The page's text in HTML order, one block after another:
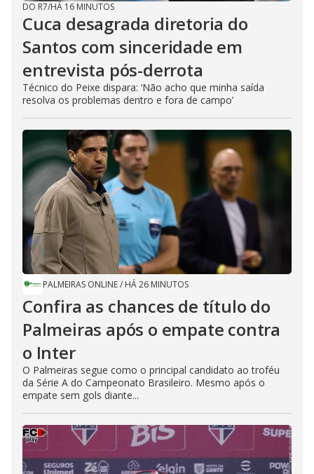
DO R7/HÁ 16 MINUTOS
Cuca desagrada diretoria do
Santos com sinceridade em
entrevista pós-derrota
Técnico do Peixe dispara: ‘Não acho que minha saída
resolva os problemas dentro e fora de campo’
PALMEIRAS ONLINE/ HÁ 26 MINUTOS
Confira as chances de título do
Palmeiras após o empate contra
o Inter
O Palmeiras segue como o principal candidato ao troféu
da Série A do Campeonato Brasileiro. Mesmo após o
empate sem gols diante...